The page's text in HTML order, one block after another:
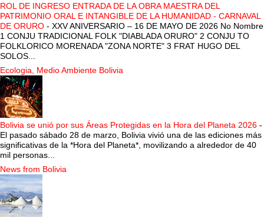
ROL DE INGRESO ENTRADA DE LA OBRA MAESTRA DEL
PATRIMONIO ORAL E INTANGIBLE DE LA HUMANIDAD - CARNAVAL
DE ORURO - XXV ANIVERSARIO – 16 DE MAYO DE 2026 No Nombre
1 CONJU TRADICIONAL FOLK "DIABLADA ORURO" 2 CONJU TO
FOLKLORICO MORENADA "ZONA NORTE" 3 FRAT HUGO DEL
SOLOS...
Ecologia, Medio Ambiente Bolivia
Bolivia se unió por sus Áreas Protegidas en la Hora del Planeta 2026 -
El pasado sábado 28 de marzo, Bolivia vivió una de las ediciones más
significativas de la *Hora del Planeta*, movilizando a alrededor de 40
mil personas...
News from Bolivia